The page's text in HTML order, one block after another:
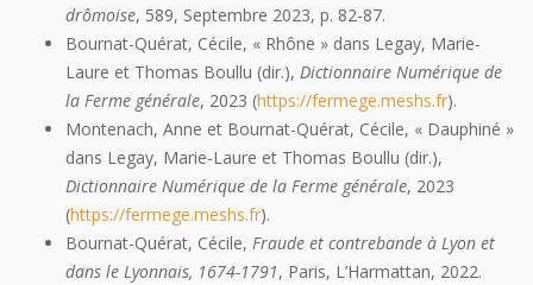
drômoise, 589, Septembre 2023, p. 82-87.
Bournat-Quérat, Cécile, « Rhône » dans Legay, Marie-
Laure et Thomas Boullu (dir.), Dictionnaire Numérique de
la Ferme générale, 2023 (https://fermege.meshs.fr).
Montenach, Anne et Bournat-Quérat, Cécile, « Dauphiné »
dans Legay, Marie-Laure et Thomas Boullu (dir.),
Dictionnaire Numérique de la Ferme générale, 2023
(https://fermege.meshs.fr).
Bournat-Quérat, Cécile, Fraude et contrebande à Lyon et
dans le Lyonnais, 1674-1791, Paris, L’Harmattan, 2022.